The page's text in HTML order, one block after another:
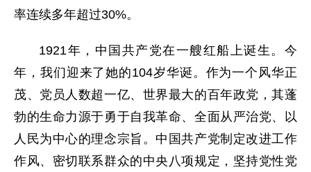
率连续多年超过30%。
1921年，中国共产党在一艘红船上诞生。今
年，我们迎来了她的104岁华诞。作为一个风华正
茂、党员人数超一亿、世界最大的百年政党，其蓬
勃的生命力源于勇于自我革命、全面从严治党、以
人民为中心的理念宗旨。中国共产党制定改进工作
作风、密切联系群众的中央八项规定，坚持党性党